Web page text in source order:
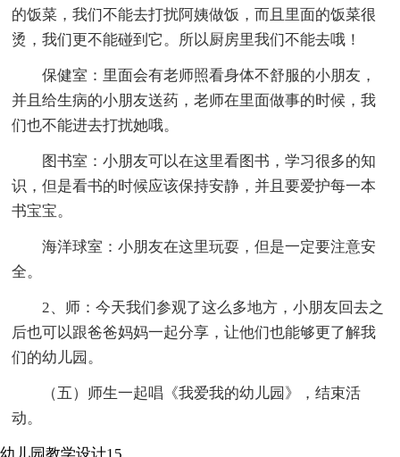
的饭菜，我们不能去打扰阿姨做饭，而且里面的饭菜很
烫，我们更不能碰到它。所以厨房里我们不能去哦！
保健室：里面会有老师照看身体不舒服的小朋友，
并且给生病的小朋友送药，老师在里面做事的时候，我
们也不能进去打扰她哦。
图书室：小朋友可以在这里看图书，学习很多的知
识，但是看书的时候应该保持安静，并且要爱护每一本
书宝宝。
海洋球室：小朋友在这里玩耍，但是一定要注意安
全。
2、师：今天我们参观了这么多地方，小朋友回去之
后也可以跟爸爸妈妈一起分享，让他们也能够更了解我
们的幼儿园。
（五）师生一起唱《我爱我的幼儿园》，结束活
动。